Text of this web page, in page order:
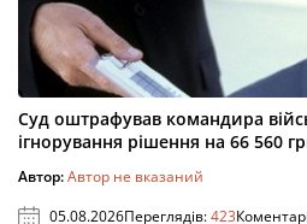
Суд оштрафував командира
ігнорування рішення на 66 560
Автор:Автор не вказаний
05.08.2026Переглядів:423